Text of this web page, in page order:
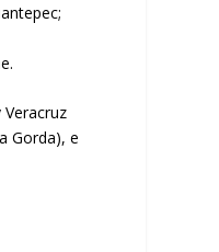
Gorda), e